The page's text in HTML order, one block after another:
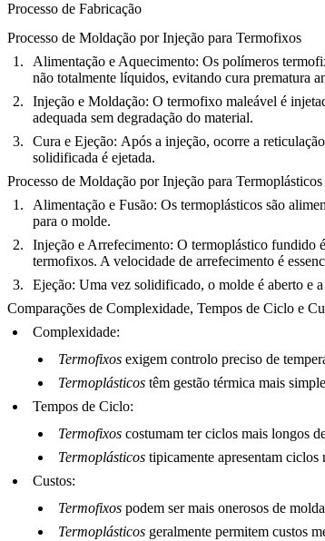
Processo de Fabricação
Processo de Moldação por Injeção para Termofixos
Alimentação e Aquecimento: Os polímeros
não totalmente líquidos, evitando cura prematura
Injeção e Moldação: O termofixo maleável é
adequada sem degradação do material.
Cura e Ejeção: Após a injeção, ocorre a
solidificada é ejetada.
Processo de Moldação por Injeção para Termoplásticos
Alimentação e Fusão: Os termoplásticos são
para o molde.
Injeção e Arrefecimento: O termoplástico fundido
termofixos. A velocidade de arrefecimento é
Ejeção: Uma vez solidificado, o molde é aberto e
Comparações de Complexidade, Tempos de Ciclo e
Complexidade:
Termofixos exigem controlo preciso de
Termoplásticos têm gestão térmica mais
Tempos de Ciclo:
Termofixos costumam ter ciclos mais longos
Termoplásticos tipicamente apresentam
Custos:
Termofixos podem ser mais onerosos de
Termoplásticos geralmente permitem custos